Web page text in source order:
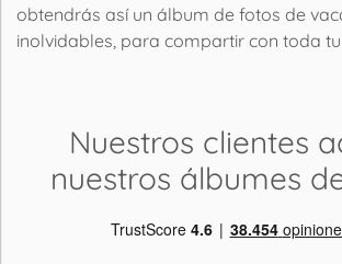
obtendrás así un álbum de fotos de
inolvidables, para compartir con toda
Nuestros clientes
nuestros álbumes